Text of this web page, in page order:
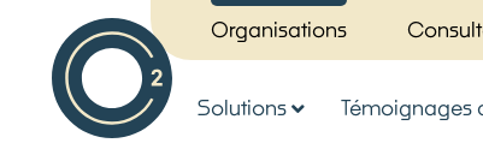
Organisations
Solutions Témoignages